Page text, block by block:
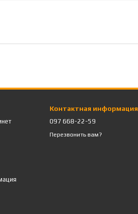
Контактная информация
097 668-22-59
Перезвонить вам?